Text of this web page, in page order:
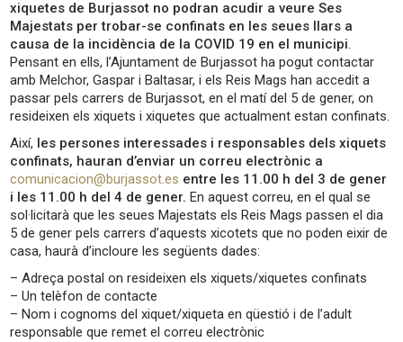
xiquetes de Burjassot no podran acudir a veure Ses
Majestats per trobar-se confinats en les seues llars a
causa de la incidència de la COVID 19 en el municipi.
Pensant en ells, l’Ajuntament de Burjassot ha pogut contactar
amb Melchor, Gaspar i Baltasar, i els Reis Mags han accedit a
passar pels carrers de Burjassot, en el matí del 5 de gener, on
resideixen els xiquets i xiquetes que actualment estan confinats.
Així, les persones interessades i responsables dels xiquets
confinats, hauran d’enviar un correu electrònic a
comunicacion@burjassot.es entre les 11.00 h del 3 de gener
i les 11.00 h del 4 de gener. En aquest correu, en el qual se
sol·licitarà que les seues Majestats els Reis Mags passen el dia
5 de gener pels carrers d’aquests xicotets que no poden eixir de
casa, haurà d’incloure les següents dades:
– Adreça postal on resideixen els xiquets/xiquetes confinats
– Un telèfon de contacte
– Nom i cognoms del xiquet/xiqueta en qüestió i de l’adult
responsable que remet el correu electrònic